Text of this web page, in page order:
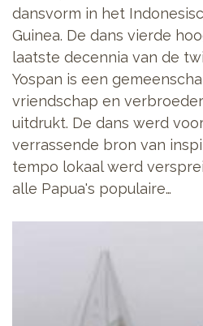
dansvorm in het
Guinea. De dans vierde
laatste decennia van de
Yospan is een
vriendschap en
uitdrukt. De dans werd
verrassende bron van
tempo lokaal werd
alle Papua's populaire…